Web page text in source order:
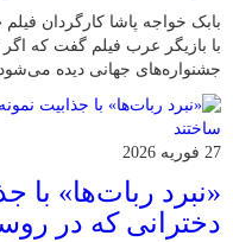
بابک خواجه پاشا کارگردان
با بازیگر عرب فیلم گفت که اگر
جشنواره‌های جهانی دیده می‌شود.
27 فوریه 2026
«نبرد ربات‌ها» با
دخترانی که در